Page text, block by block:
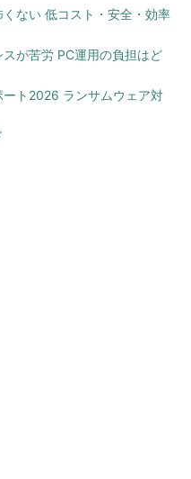
ない 低コスト・安全・効率
が苦労 PC運用の負担はど
ート2026 ランサムウェア対